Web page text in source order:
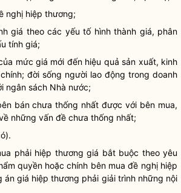
nghị hiệp thương;
giá theo các yếu tố hình thành giá, phân
tính giá;
mức giá mới đến hiệu quả sản xuất, kinh
đời sống người lao động trong doanh
ngân sách Nhà nước;
bán chưa thống nhất được với bên mua,
những vấn đề chưa thống nhất;
phải hiệp thương giá bắt buộc theo yêu
quyềnhoặc chính bên mua đề nghị hiệp
án giá hiệp thương phải giải trình những nội